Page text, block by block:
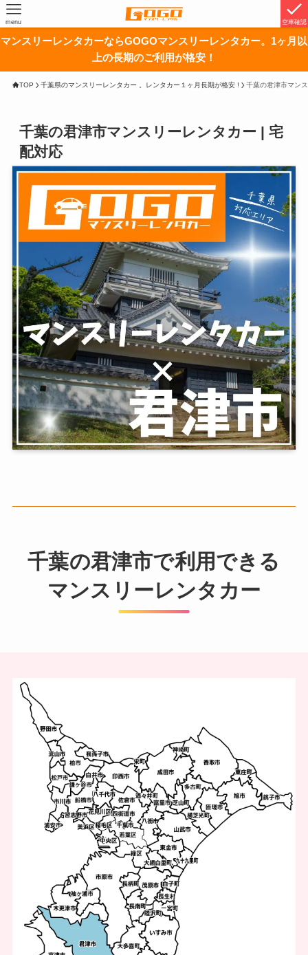
空車確認
menu
マンスリーレンタカーならGOGOマンスリーレンタカー。1ヶ月以
上の長期のご利用が格安！
TOP 千葉県のマンスリーレンタカー 。レンタカー１ヶ月長期が格安 ! 千葉の君津市マン
千葉の君津市マンスリーレンタカー | 宅
配対応
千葉の君津市で利用できる
マンスリーレンタカー